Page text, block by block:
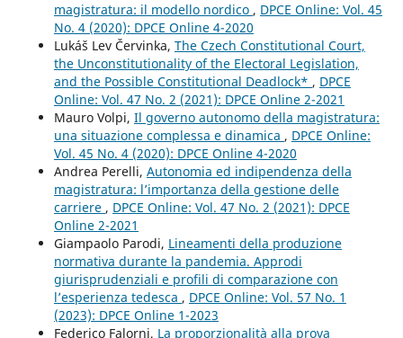
magistratura: il modello nordico , DPCE Online: Vol. 45
No. 4 (2020): DPCE Online 4-2020
Lukáš Lev Červinka, The Czech Constitutional Court,
the Unconstitutionality of the Electoral Legislation,
and the Possible Constitutional Deadlock* , DPCE
Online: Vol. 47 No. 2 (2021): DPCE Online 2-2021
Mauro Volpi, Il governo autonomo della magistratura:
una situazione complessa e dinamica , DPCE Online:
Vol. 45 No. 4 (2020): DPCE Online 4-2020
Andrea Perelli, Autonomia ed indipendenza della
magistratura: l’importanza della gestione delle
carriere , DPCE Online: Vol. 47 No. 2 (2021): DPCE
Online 2-2021
Giampaolo Parodi, Lineamenti della produzione
normativa durante la pandemia. Approdi
giurisprudenziali e profili di comparazione con
l’esperienza tedesca , DPCE Online: Vol. 57 No. 1
(2023): DPCE Online 1-2023
Federico Falorni, La proporzionalità alla prova